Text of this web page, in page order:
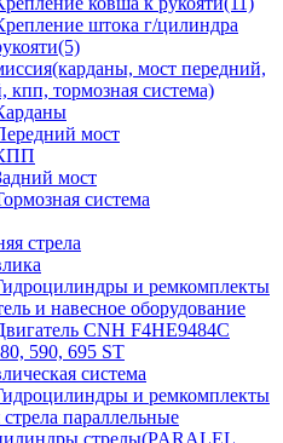
штока г/цилиндра
мост передний,
кпп, тормозная система)
мост
мост
система
стрела
и ремкомплекты
и навесное оборудование
CNH F4HE9484C
590, 695 ST
система
и ремкомплекты
стрела параллельные
стрелы(PARALEL